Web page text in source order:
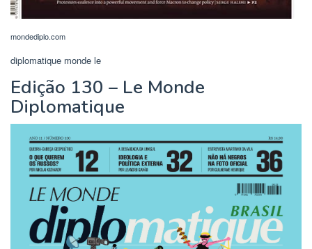
mondediplo.com
diplomatique monde le
Edição 130 – Le Monde
Diplomatique